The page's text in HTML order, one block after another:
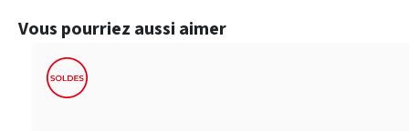
Ignorer la galerie de produits
Vous pourriez aussi aimer